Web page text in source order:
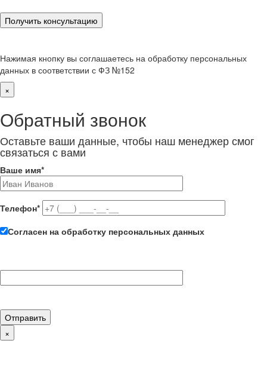
Нажимая кнопку вы соглашаетесь на обработку персональных
данных в соответствии с ФЗ №152
×
Обратный звонок
Оставьте ваши данные, чтобы наш менеджер смог
связаться с вами
Ваше имя*
Телефон*
Согласен на обработку персональных данных
×